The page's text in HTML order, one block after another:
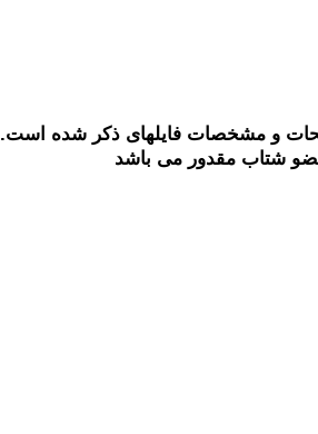
و مشخصات فایلهای ذکر شده است.
عضو شتاب مقدور می باشد